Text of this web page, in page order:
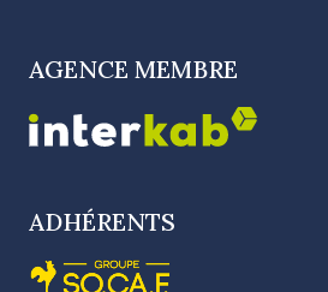
AGENCE MEMBRE
ADHÉRENTS